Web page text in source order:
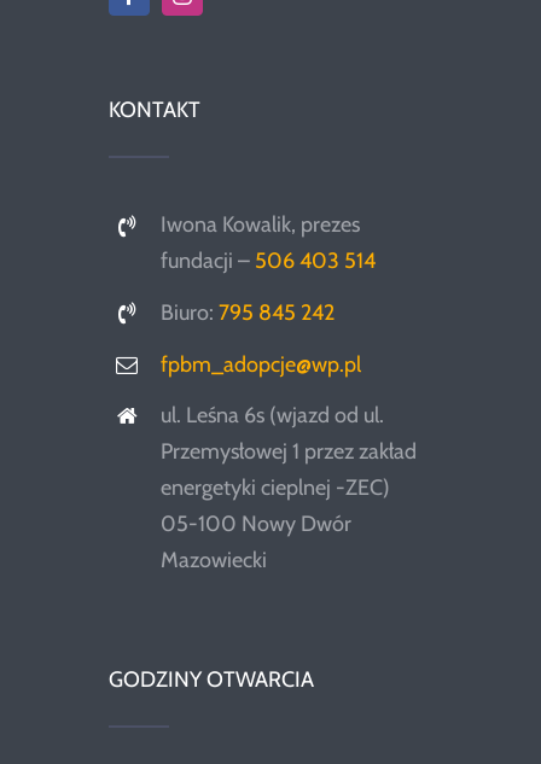
KONTAKT
Iwona Kowalik, prezes
fundacji – 506 403 514
Biuro:795 845 242
fpbm_adopcje@wp.pl
ul. Leśna 6s (wjazd od ul.
Przemysłowej 1 przez zakład
energetyki cieplnej -ZEC)
05-100 Nowy Dwór
Mazowiecki
GODZINY OTWARCIA